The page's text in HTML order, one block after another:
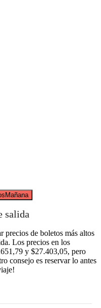
Mañana
salida
precios de boletos más altos
Los precios en los
y $27.403,05, pero
consejo es reservar lo antes